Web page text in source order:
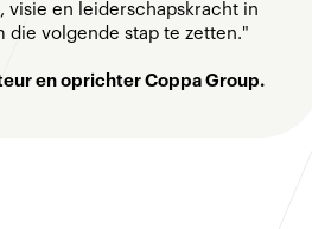
visie en leiderschapskracht in
die volgende stap te zetten."
en oprichter Coppa Group.